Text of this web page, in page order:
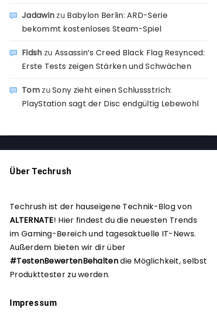
Jadawin zu Babylon Berlin: ARD-Serie
bekommt kostenloses Steam-Spiel
Fidsh zu Assassin’s Creed Black Flag Resynced:
Erste Tests zeigen Stärken und Schwächen
TomzuSony zieht einen Schlussstrich:
PlayStation sagt der Disc endgültig Lebewohl
Über Techrush
Techrush ist der hauseigene Technik-Blog von
ALTERNATE! Hier findest du die neuesten Trends
im Gaming-Bereich und tagesaktuelle IT-News.
Außerdem bieten wir dir über
#TestenBewertenBehaltendie Möglichkeit, selbst
Produkttester zu werden.
Impressum